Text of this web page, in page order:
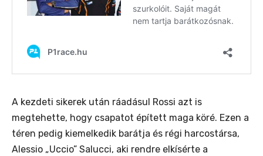
A kezdeti sikerek után ráadásul Rossi azt is
megtehette, hogy csapatot épített maga köré. Ezen a
téren pedig kiemelkedik barátja és régi harcostársa,
Alessio „Uccio” Salucci, aki rendre elkísérte a